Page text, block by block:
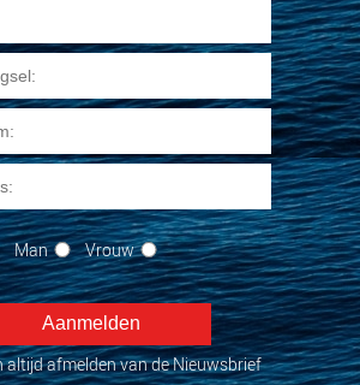
Man Vrouw
altijd afmelden van de Nieuwsbrief